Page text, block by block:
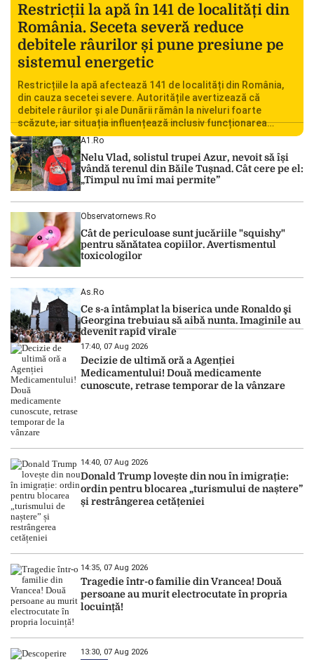
Restricții la apă în 141 de localități din
România. Seceta severă reduce
debitele râurilor și pune presiune pe
sistemul energetic
Restricțiile la apă afectează 141 de localități din România,
din cauza secetei severe. Autoritățile avertizează că
debitele râurilor și ale Dunării rămân la niveluri foarte
scăzute, iar situația influențează inclusiv funcționarea
Centralei Nucleare de la Cernavodă. România se confruntă
cu una dintre cele mai dificile perioade din punct de vedere
hidrologic din ultimii ani. Lipsa […]
A1.ro
Nelu Vlad, solistul trupei Azur, nevoit să își
vândă terenul din Băile Tușnad. Cât cere pe el:
„Timpul nu îmi mai permite”
Observatornews.ro
Cât de periculoase sunt jucăriile "squishy"
pentru sănătatea copiilor. Avertismentul
toxicologilor
As.ro
Ce s-a întâmplat la biserica unde Ronaldo şi
Georgina trebuiau să aibă nunta. Imaginile au
devenit rapid virale
17:40, 07 Aug 2026
Decizie de ultimă oră a Agenției
Medicamentului! Două medicamente
cunoscute, retrase temporar de la vânzare
14:40, 07 Aug 2026
Donald Trump lovește din nou în imigrație:
ordin pentru blocarea „turismului de naștere”
și restrângerea cetățeniei
14:35, 07 Aug 2026
Tragedie într-o familie din Vrancea! Două
persoane au murit electrocutate în propria
locuință!
13:30, 07 Aug 2026